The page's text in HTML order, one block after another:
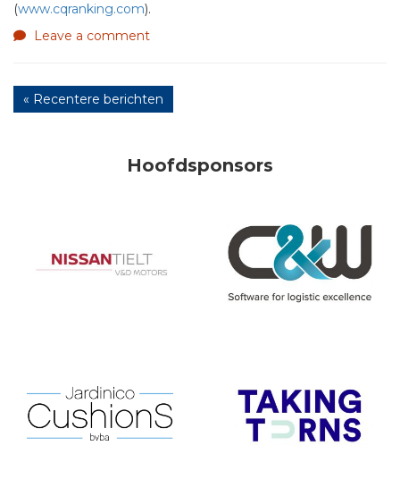
(www.cqranking.com).
Leave a comment
« Recentere berichten
Hoofdsponsors